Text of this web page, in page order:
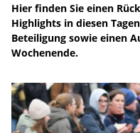
Hier finden Sie einen
Highlights in diesen
Beteiligung sowie einen
Wochenende.